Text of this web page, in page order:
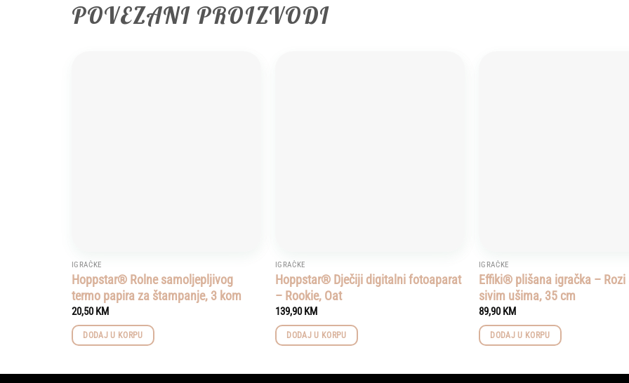
POVEZANI PROIZVODI
IGRAČKE
Hoppstar® Rolne samoljepljivog
termo papira za štampanje, 3 kom
20,50KM
DODAJ U KORPU
IGRAČKE
Hoppstar® Dječiji digitalni fotoaparat
– Rookie, Oat
139,90KM
DODAJ U KORPU
IGRAČKE
Effiki® plišana igračka – Rozi
sivim ušima, 35 cm
89,90KM
DODAJ U KORPU